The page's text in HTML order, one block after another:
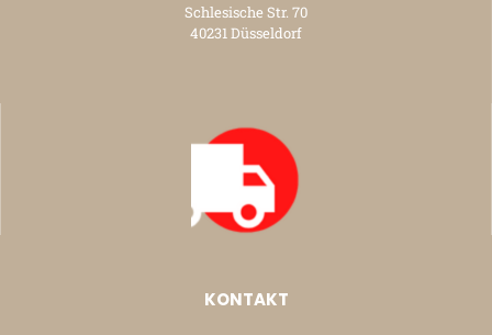
Schlesische Str. 70
40231 Düsseldorf
KONTAKT